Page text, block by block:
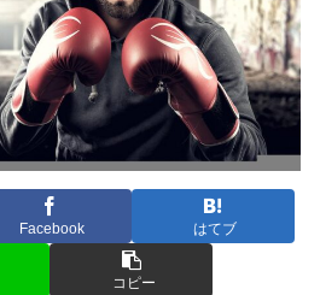
Facebook はてブ
コピー